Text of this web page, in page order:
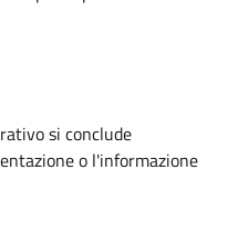
si conclude
o l'informazione